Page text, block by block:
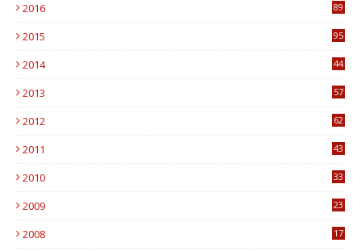
2016
89
2015
95
2014
44
2013
57
2012
62
2011
43
2010
33
2009
23
2008
17